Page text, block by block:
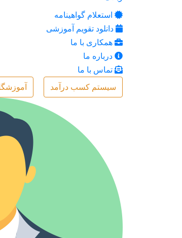
استعلام گواهینامه
دانلود تقویم آموزشی
همکاری با ما
درباره ما
تماس با ما
سیستم کسب درآمد